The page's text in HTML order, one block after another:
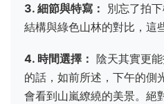
3. 細節與特寫：
別忘了拍
結構與綠色山林的對比，這
4. 時間選擇： 陰天其實更
的話，如前所述，下午的側
會看到山嵐繚繞的美景。絕